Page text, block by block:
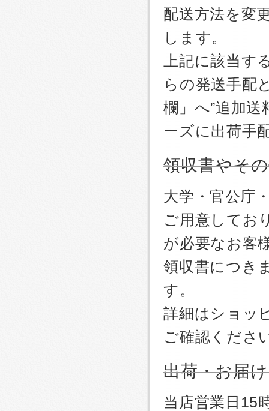
配送方法を変
します。
上記に該当
らの発送手配
欄」へ”追加
ーズに出荷手
領収書やそ
大学・官公庁
ご用意してお
が必要なお客
領収書につき
す。
詳細はショッ
ご確認くださ
出荷・お届
当店営業日15